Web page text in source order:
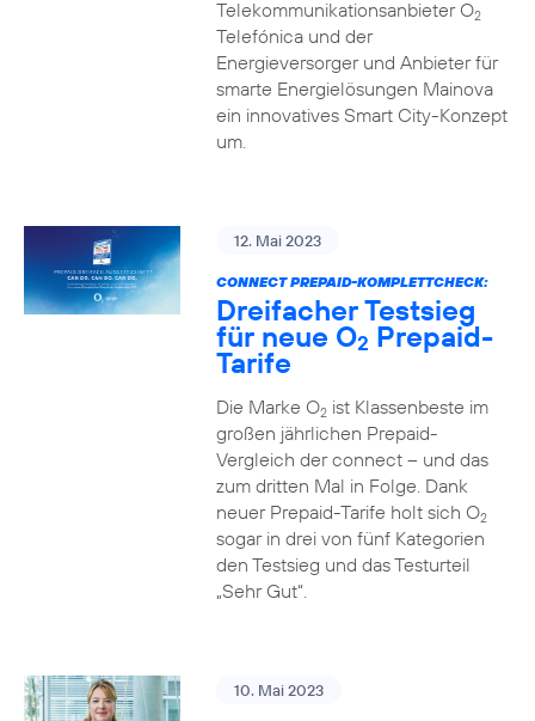
Telekommunikationsanbieter O2
Telefónica und der
Energieversorger und Anbieter für
smarte Energielösungen Mainova
ein innovatives Smart City-Konzept
um.
12. Mai 2023
CONNECT PREPAID-KOMPLETTCHECK:
Dreifacher Testsieg
für neue O2 Prepaid-
Tarife
Die Marke O2ist Klassenbeste im
großen jährlichen Prepaid-
Vergleich der connect – und das
zum dritten Mal in Folge. Dank
neuer Prepaid-Tarife holt sich O2
sogar in drei von fünf Kategorien
den Testsieg und das Testurteil
„Sehr Gut“.
10. Mai 2023